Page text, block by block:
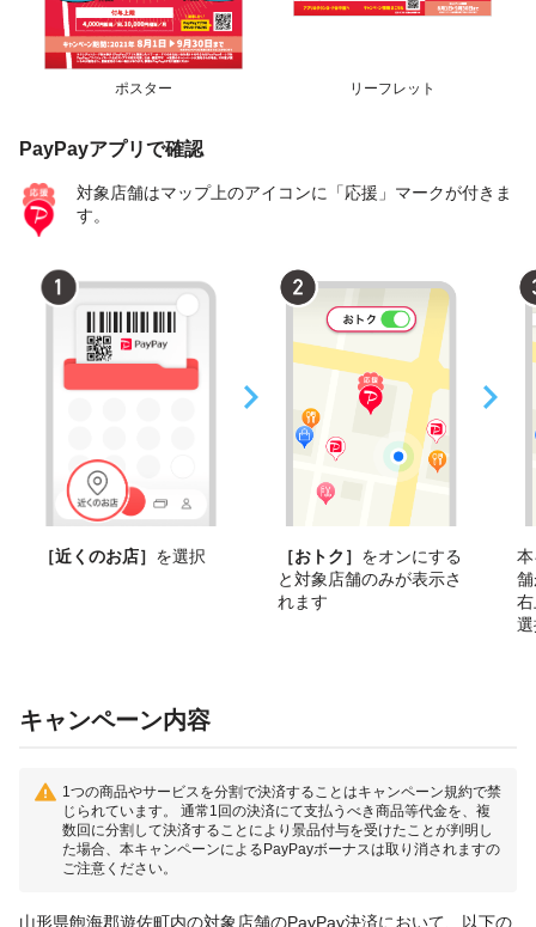
ポスター リーフレット
PayPayアプリで確認
対象店舗はマップ上のアイコンに「応援」マークが付きま
す。
［近くのお店］ を選択 ［おトク］ をオンにする
と対象店舗のみが表示さ
れます
キャンペーン内容
1つの商品やサービスを分割で決済することはキャンペーン規約で禁
じられています。 通常1回の決済にて支払うべき商品等代金を、複
数回に分割して決済することにより景品付与を受けたことが判明し
た場合、本キャンペーンによるPayPayボーナスは取り消されますの
ご注意ください。
山形県飽海郡遊佐町内の対象店舗のPayPay決済において、以下の